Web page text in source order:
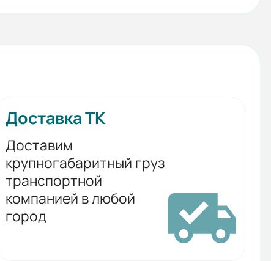
Доставка ТК
Доставим
крупногабаритный груз
транспортной
компанией в любой
город